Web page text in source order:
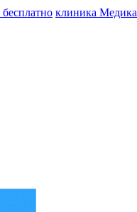
клиника Медика